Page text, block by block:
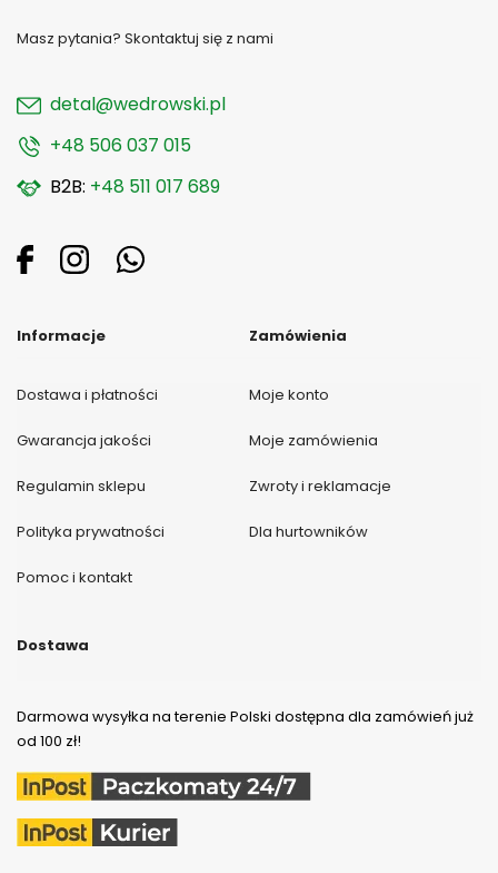
Masz pytania? Skontaktuj się z nami
detal@wedrowski.pl
+48 506 037 015
B2B: +48 511 017 689
Informacje
Dostawa i płatności
Gwarancja jakości
Regulamin sklepu
Polityka prywatności
Pomoc i kontakt
Zamówienia
Moje konto
Moje zamówienia
Zwroty i reklamacje
Dla hurtowników
Dostawa
Darmowa wysyłka na terenie Polski dostępna dla zamówień już
od 100 zł!